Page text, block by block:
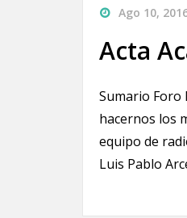
Ago 10,
Acta
Sumario Foro
hacernos los
equipo de
Luis Pablo